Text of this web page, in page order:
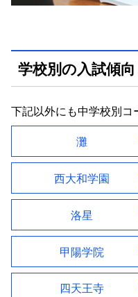
学校別の入試傾
下記以外にも中学校別コ
灘
西大和学園
洛星
甲陽学院
四天王寺